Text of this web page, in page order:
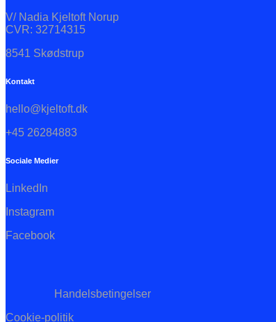
V/ Nadia Kjeltoft Norup
CVR: 32714315
8541 Skødstrup
Kontakt
hello@kjeltoft.dk
+45 26284883
Sociale Medier
LinkedIn
Instagram
Facebook
Handelsbetingelser
Cookie-politik